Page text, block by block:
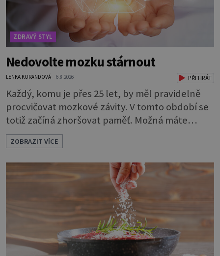
ZDRAVÝ STYL
Nedovolte mozku stárnout
LENKA KORANDOVÁ 6.8.2026 PŘEHRÁT
Každý, komu je přes 25 let, by měl pravidelně
procvičovat mozkové závity. V tomto období se
totiž začíná zhoršovat paměť. Možná máte
problém vzpomenout si na jméno kolegy z
práce. Nebo marně v paměti lovíte název
knížky, kterou jste nedávno přečetli. Je to
opravdu tak, s věkem jako kdyby se paměť
Procvičujte mozkové závity. Není to nijak slož
ZOBRAZIT VÍCE